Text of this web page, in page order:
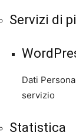
Servizi di
Dati
servizio
Statistica